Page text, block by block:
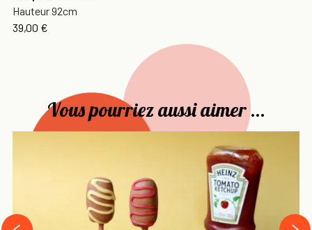
Hauteur 92cm
Prix
39,00 €
Vous pourriez aussi aimer ...
›